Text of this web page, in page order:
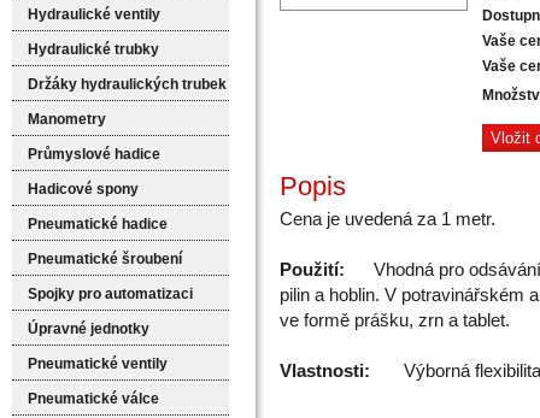
Hydraulické ventily
Hydraulické trubky
Držáky hydraulických trubek
Manometry
Průmyslové hadice
Hadicové spony
Pneumatické hadice
Pneumatické šroubení
Spojky pro automatizaci
Úpravné jednotky
Pneumatické ventily
Pneumatické válce
Vaše
Vaše
Popis
Cena je uvedená za 1 metr.
Použití: Vhodná pro
pilin a hoblin. V potravinářském
ve formě prášku, zrn a tablet.
Vlastnosti: Výborná flexibilita